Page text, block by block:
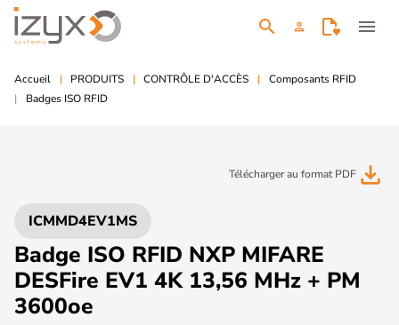
search person menu
Accueil PRODUITS CONTRÔLE D'ACCÈS
Composants RFID
Badges ISO RFID
Télécharger au format PDF file_download
ICMMD4EV1MS
Badge ISO RFID NXP MIFARE
DESFire EV1 4K 13,56 MHz + PM
3600oe